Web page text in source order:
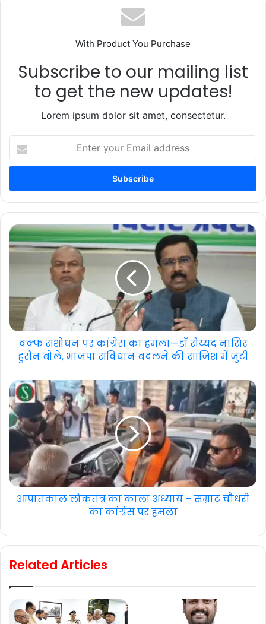
With Product You Purchase
Subscribe to our mailing list
to get the new updates!
Lorem ipsum dolor sit amet, consectetur.
your
Email
वक्फ संशोधन पर कांग्रेस का हमला—डॉ सैय्यद नासिर
हुसैन बोले, भाजपा संविधान बदलने की साजिश में जुटी
आपातकाल लोकतंत्र का काला अध्याय – सम्राट चौधरी
का कांग्रेस पर हमला
Related Articles